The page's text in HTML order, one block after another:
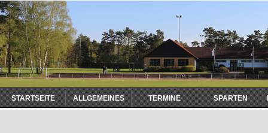
Navigation
überspringen
STARTSEITE ALLGEMEINES TERMINE SPARTEN